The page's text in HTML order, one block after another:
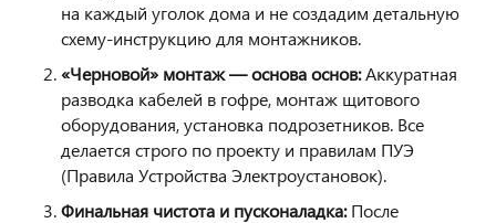
на каждый уголок дома и не создадим детальную
схему-инструкцию для монтажников.
«Черновой» монтаж — основа основ:Аккуратная
разводка кабелей в гофре, монтаж щитового
оборудования, установка подрозетников. Все
делается строго по проекту и правилам ПУЭ
(Правила Устройства Электроустановок).
Финальная чистота и пусконаладка:После